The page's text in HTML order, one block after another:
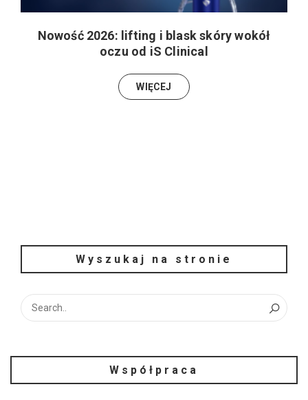
Nowość 2026: lifting i blask skóry wokół
oczu od iS Clinical
WIĘCEJ
Wyszukaj na stronie
Współpraca